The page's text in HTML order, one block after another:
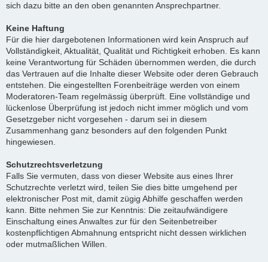
sich dazu bitte an den oben genannten Ansprechpartner.
Keine Haftung
Für die hier dargebotenen Informationen wird kein Anspruch auf
Vollständigkeit, Aktualität, Qualität und Richtigkeit erhoben. Es kann
keine Verantwortung für Schäden übernommen werden, die durch
das Vertrauen auf die Inhalte dieser Website oder deren Gebrauch
entstehen. Die eingestellten Forenbeiträge werden von einem
Moderatoren-Team regelmässig überprüft. Eine vollständige und
lückenlose Überprüfung ist jedoch nicht immer möglich und vom
Gesetzgeber nicht vorgesehen - darum sei in diesem
Zusammenhang ganz besonders auf den folgenden Punkt
hingewiesen.
Schutzrechtsverletzung
Falls Sie vermuten, dass von dieser Website aus eines Ihrer
Schutzrechte verletzt wird, teilen Sie dies bitte umgehend per
elektronischer Post mit, damit zügig Abhilfe geschaffen werden
kann. Bitte nehmen Sie zur Kenntnis: Die zeitaufwändigere
Einschaltung eines Anwaltes zur für den Seitenbetreiber
kostenpflichtigen Abmahnung entspricht nicht dessen wirklichen
oder mutmaßlichen Willen.